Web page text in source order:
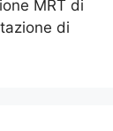
MRT di
di